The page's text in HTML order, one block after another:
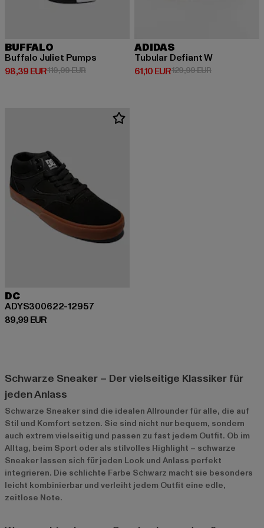
BUFFALO
Buffalo Juliet Pumps
98,39 EUR
Derzeitiger Preis: 98,39 EUR
119,99 EURAktionspreis: 119,99 EUR
ADIDAS
Tubular Defiant W
61,10 EUR
Derzeitiger Preis: 61,10 EUR
129,99 EURAktionspreis:
DC
ADYS300622-12957
89,99 EUR
Derzeitiger Preis: 89,99 EUR
Schwarze Sneaker – Der vielseitige Klassiker für
jeden Anlass
Schwarze Sneaker sind die idealen Allrounder für alle, die auf
Stil und Komfort setzen. Sie sind nicht nur bequem, sondern
auch extrem vielseitig und passen zu fast jedem Outfit. Ob im
Alltag, beim Sport oder als stilvolles Highlight – schwarze
Sneaker lassen sich für jeden Look und Anlass perfekt
integrieren. Die schlichte Farbe Schwarz macht sie besonders
leicht kombinierbar und verleiht jedem Outfit eine edle,
zeitlose Note.